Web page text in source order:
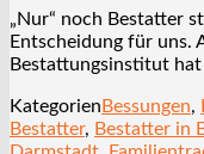
„Nur“ noch Bestatter
Entscheidung für uns.
Bestattungsinstitut
Kategorien Bessungen,
Bestatter, Bestatter in